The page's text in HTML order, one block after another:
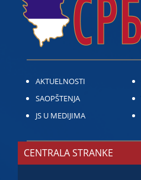
AKTUELNOSTI
SAOPŠTENJA
JS U MEDIJIMA
CENTRALA STRANKE